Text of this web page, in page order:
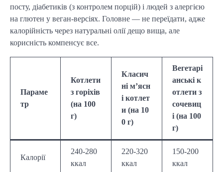
посту, діабетиків (з контролем порцій) і людей з алергією
на глютен у веган-версіях. Головне — не переїдати, адже
калорійність через натуральні олії дещо вища, але
корисність компенсує все.
Параме
тр
Котлети
з горіхів
(на 100
г)
Класич
ні м’ясн
і котлет
и (на 10
0 г)
Вегетарі
анські к
отлети з
сочевиц
і (на 100
г)
Калорії
240-280
ккал
220-320
ккал
150-200
ккал